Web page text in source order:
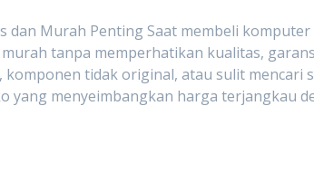
dan Murah Penting Saat membeli
tanpa memperhatikan kualitas,
tidak original, atau sulit mencari
yang menyeimbangkan harga terjangkau